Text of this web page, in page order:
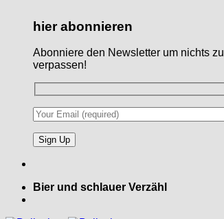
hier abonnieren
Abonniere den Newsletter um nichts zu
verpassen!
Bier und schlauer Verzähl